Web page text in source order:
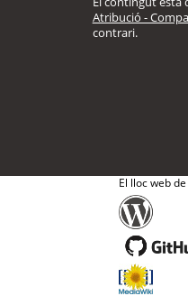
Atribució -
contrari.
El lloc web